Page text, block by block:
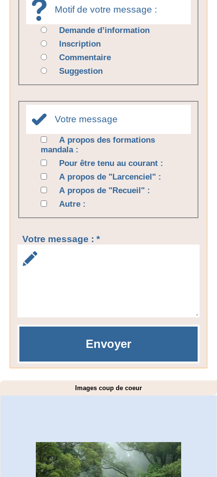
Motif de votre message :
Demande d’information
Inscription
Commentaire
Suggestion
Votre message
A propos des formations
mandala :
Pour être tenu au courant :
A propos de "Larcenciel" :
A propos de "Recueil" :
Autre :
Votre message : *
Images coup de coeur